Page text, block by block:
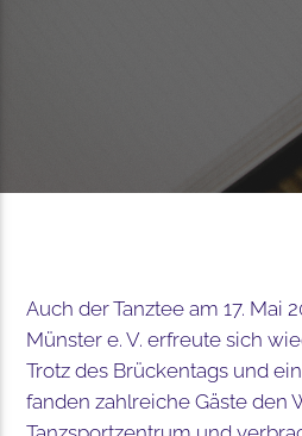
Auch der Tanztee am 17. Mai
Münster e. V. erfreute sich
Trotz des Brückentags und
fanden zahlreiche Gäste den